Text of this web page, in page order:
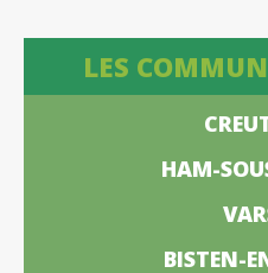
LES
HAM-
BISTEN-